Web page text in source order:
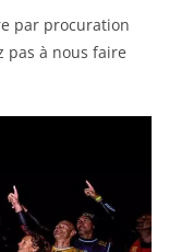
par procuration
pas à nous faire